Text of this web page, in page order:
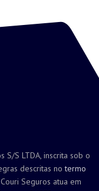
S/S LTDA, inscrita sob o
descritas notermo
Seguros atua em